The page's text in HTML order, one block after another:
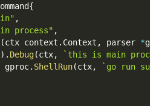
{
,
process" ,
(ctx context . Context , parser *
) . Debug(ctx,
`this is main
gproc. ShellRun(ctx,
`go run